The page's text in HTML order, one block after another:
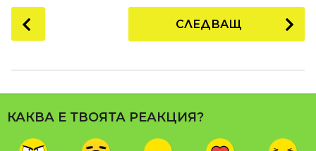
и
и
е
и
o
P
a
g
СЛЕДВАЩ
КАКВА Е ТВОЯТА РЕАКЦИЯ?